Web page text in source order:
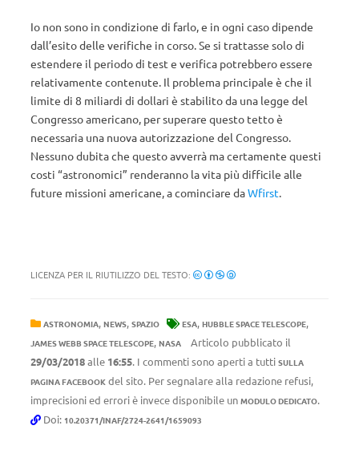
Io non sono in condizione di farlo, e in ogni caso dipende
dall’esito delle verifiche in corso. Se si trattasse solo di
estendere il periodo di test e verifica potrebbero essere
relativamente contenute. Il problema principale è che il
limite di 8 miliardi di dollari è stabilito da una legge del
Congresso americano, per superare questo tetto è
necessaria una nuova autorizzazione del Congresso.
Nessuno dubita che questo avverrà ma certamente questi
costi “astronomici” renderanno la vita più difficile alle
future missioni americane, a cominciare daWfirst.
LICENZA PER IL RIUTILIZZO DEL TESTO:
ASTRONOMIA, NEWS, SPAZIO ESA, HUBBLE SPACE TELESCOPE,
JAMES WEBB SPACE TELESCOPE, NASA
Articolo pubblicato il
29/03/2018alle 16:55. I commenti sono aperti a tutti SULLA
PAGINA FACEBOOK del sito. Per segnalare alla redazione refusi,
imprecisioni ed errori è invece disponibile un MODULO DEDICATO.
Doi: 10.20371/INAF/2724-2641/1659093